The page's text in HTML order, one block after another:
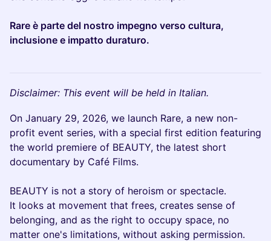
Rare è parte del nostro impegno verso cultura,
inclusione e impatto duraturo.
Disclaimer: This event will be held in Italian.
On January 29, 2026, we launch Rare, a new non-
profit event series, with a special first edition featuring
the world premiere of BEAUTY, the latest short
documentary by Café Films.
BEAUTY is not a story of heroism or spectacle.
It looks at movement that frees, creates sense of
belonging, and as the right to occupy space, no
matter one's limitations, without asking permission.